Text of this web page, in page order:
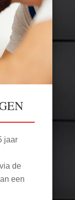
jaar
de
een